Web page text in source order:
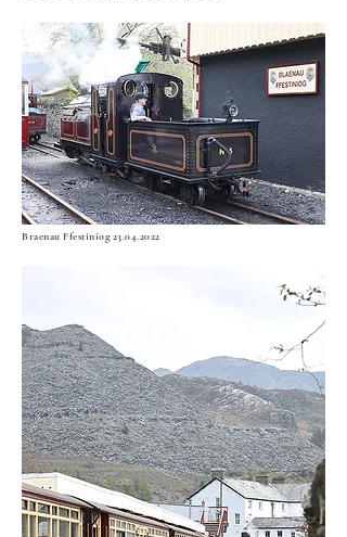
Braenau Ffestiniog23.04.2022